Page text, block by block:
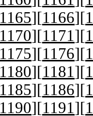
1165][1166][
1170][1171][
1175][1176][
1180][1181][
1185][1186][
1190][1191][